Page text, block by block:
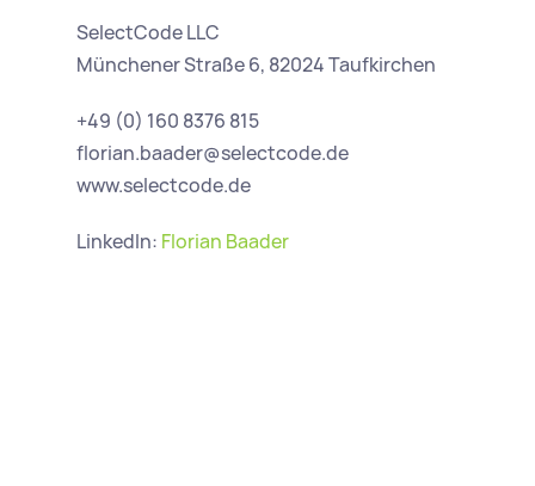
SelectCode LLC
Münchener Straße 6, 82024 Taufkirchen
+49 (0) 160 8376 815
florian.baader@selectcode.de
www.selectcode.de
LinkedIn: Florian Baader